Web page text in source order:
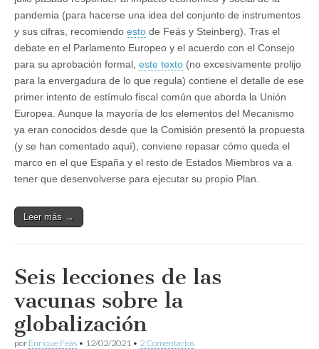
pandemia (para hacerse una idea del conjunto de instrumentos
y sus cifras, recomiendo esto de Feás y Steinberg). Tras el
debate en el Parlamento Europeo y el acuerdo con el Consejo
para su aprobación formal, este texto (no excesivamente prolijo
para la envergadura de lo que regula) contiene el detalle de ese
primer intento de estímulo fiscal común que aborda la Unión
Europea. Aunque la mayoría de los elementos del Mecanismo
ya eran conocidos desde que la Comisión presentó la propuesta
(y se han comentado aquí), conviene repasar cómo queda el
marco en el que España y el resto de Estados Miembros va a
tener que desenvolverse para ejecutar su propio Plan.
Leer más →
Seis lecciones de las
vacunas sobre la
globalización
por Enrique Feás • 12/02/2021 • 2 Comentarios